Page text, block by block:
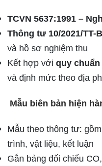
TCVN 5637:1991 –
Thông tư 10/2021/TT-
và hồ sơ nghiệm thu
Kết hợp với quy chuẩn
và định mức theo địa
Mẫu biên bản hiện
Mẫu theo thông tư:
trình, vật liệu, kết luận
Gắn bảng đối chiếu